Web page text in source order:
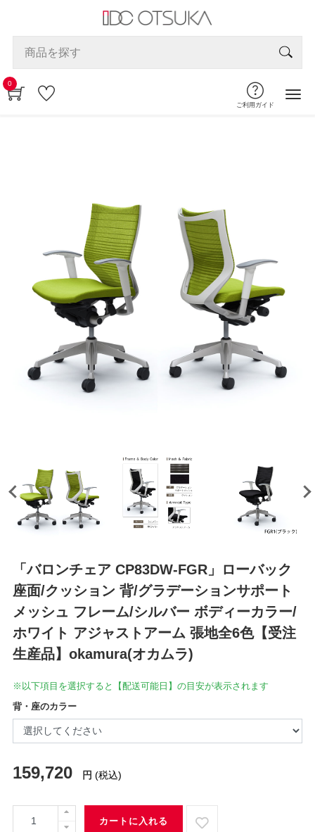
0
ご利用ガイド
「バロンチェア CP83DW-FGR」ローバック
座面/クッション 背/グラデーションサポート
メッシュ フレーム/シルバー ボディーカラー/
ホワイト アジャストアーム 張地全6色【受注
生産品】okamura(オカムラ)
※以下項目を選択すると【配送可能日】の目安が表示されます
背・座のカラー
159,720 円 (税込)
カートに入れる